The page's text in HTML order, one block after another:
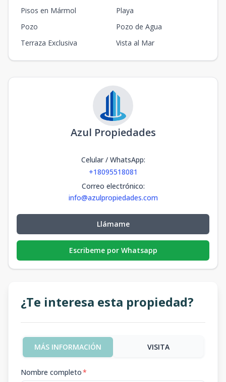
Pisos en Mármol
Playa
Pozo
Pozo de Agua
Terraza Exclusiva
Vista al Mar
Azul Propiedades
Celular / WhatsApp:
+18095518081
Correo electrónico:
info@azulpropiedades.com
Llámame
Escribeme por Whatsapp
¿Te interesa esta propiedad?
MÁS INFORMACIÓN VISITA
Nombre completo*